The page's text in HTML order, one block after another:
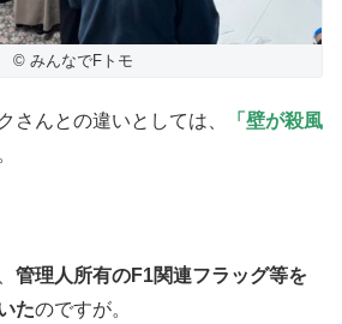
© みんなでFトモ
さんとの違いとしては、
「壁が殺風
管理人所有のF1関連フラッグ等を
たのですが。